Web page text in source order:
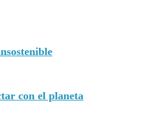
con el planeta